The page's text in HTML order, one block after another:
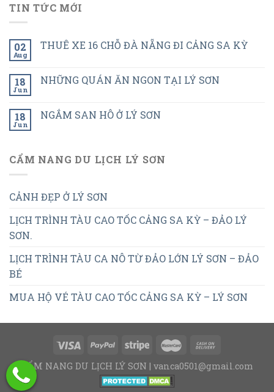
TIN TỨC MỚI
02
Aug
THUÊ XE 16 CHỖ ĐÀ NẴNG ĐI CẢNG SA KỲ
18
Jun
NHỮNG QUÁN ĂN NGON TẠI LÝ SƠN
18
Jun
NGẮM SAN HÔ Ở LÝ SƠN
CẨM NANG DU LỊCH LÝ SƠN
CẢNH ĐẸP Ở LÝ SƠN
LỊCH TRÌNH TÀU CAO TỐC CẢNG SA KỲ – ĐẢO LÝ
SƠN.
LỊCH TRÌNH TÀU CA NÔ TỪ ĐẢO LỚN LÝ SƠN – ĐẢO
BÉ
MUA HỘ VÉ TÀU CAO TỐC CẢNG SA KỲ – LÝ SƠN
CẨM NANG DU LỊCH LÝ SƠN | vanca0501@gmail.com